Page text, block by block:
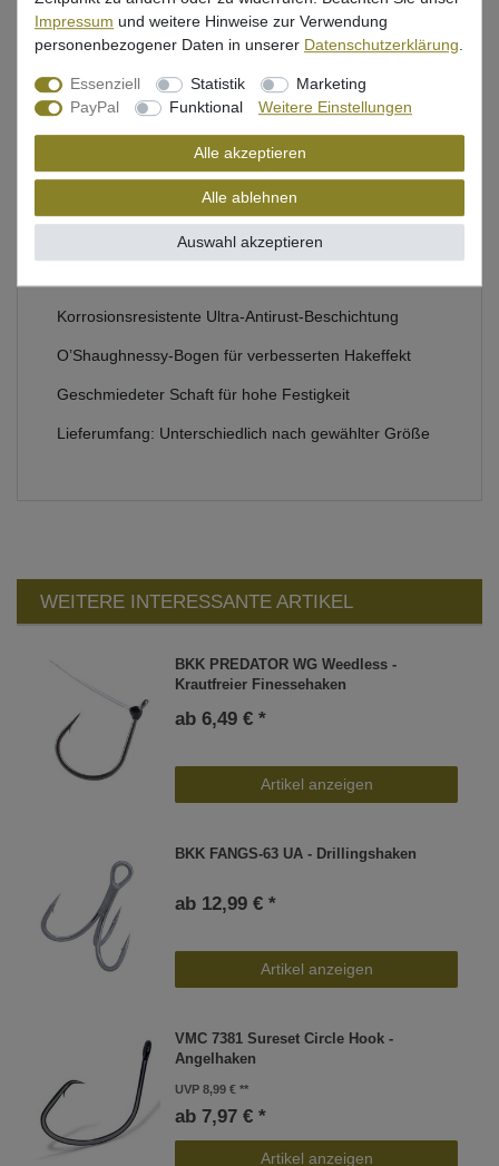
Beschreibung
Bewertung
Produktsicherheit
Korrosionsresistente Ultra-Antirust-Beschichtung
O’Shaughnessy-Bogen für verbesserten Hakeffekt
Geschmiedeter Schaft für hohe Festigkeit
Lieferumfang: Unterschiedlich nach gewählter Größe
WEITERE INTERESSANTE ARTIKEL
BKK PREDATOR WG Weedless -
Krautfreier Finessehaken
ab 6,49 € *
Artikel anzeigen
BKK FANGS-63 UA - Drillingshaken
ab 12,99 € *
Artikel anzeigen
VMC 7381 Sureset Circle Hook -
Angelhaken
UVP 8,99 €
ab 7,97 € *
Artikel anzeigen
Impressum und weitere Hinweise zur Verwendung
personenbezogener Daten in unserer Daten­schutz­erklärung.
Essenziell Statistik
Marketing
PayPal
Funktional Weitere Einstellungen
Alle akzeptieren
Alle ablehnen
Auswahl akzeptieren